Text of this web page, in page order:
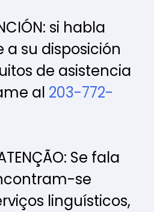
si habla
a su disposición
de asistencia
al 203-772-
Se fala
se
linguísticos,